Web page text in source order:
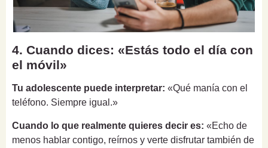
4. Cuando dices: «Estás todo el día con
el móvil»
Tu adolescente puede interpretar: «Qué manía con el
teléfono. Siempre igual.»
Cuando lo que realmente quieres decir es: «Echo de
menos hablar contigo, reírnos y verte disfrutar también de